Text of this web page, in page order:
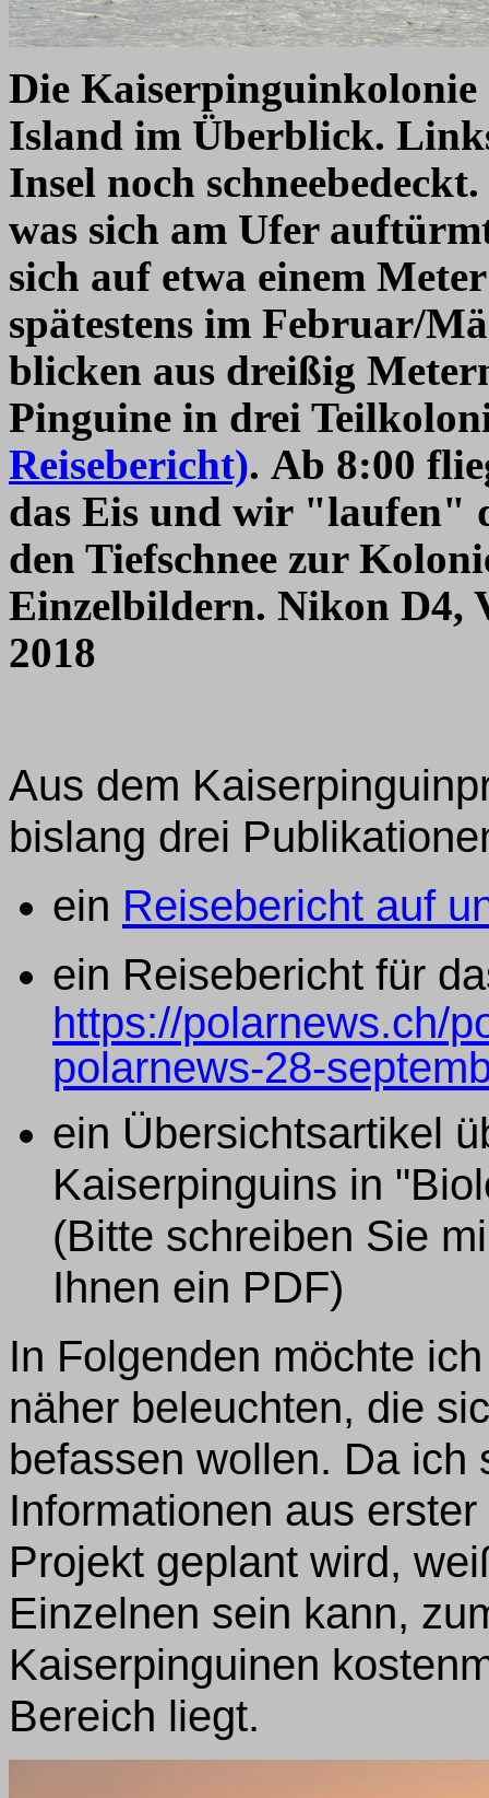
Die Kaiserpinguinkolonie
Island im Überblick.
Insel noch
was sich am Ufer
sich auf etwa einem
spätestens im Februar/
blicken aus dreißig
Pinguine in drei
Reisebericht). Ab 8:00
das Eis und wir "laufen"
den Tiefschnee zur
Einzelbildern. Nikon D4,
2018
Aus dem
bislang drei
ein Reisebericht auf
ein Reisebericht für
https://polarnews.ch/
polarnews-28-
ein Übersichtsartikel
Kaiserpinguins in
(Bitte schreiben Sie
Ihnen ein PDF)
In Folgenden möchte
näher beleuchten, die
befassen wollen. Da ich
Informationen aus
Projekt geplant wird,
Einzelnen sein kann,
Kaiserpinguinen
Bereich liegt.